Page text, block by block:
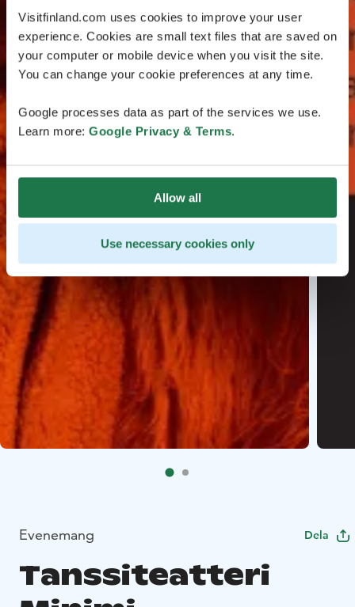
Visitfinland.com uses cookies to improve your user
experience. Cookies are small text files that are saved on
your computer or mobile device when you visit the site.
You can change your cookie preferences at any time.
Google processes data as part of the services we use.
Learn more: Google Privacy & Terms.
Allow all
Use necessary cookies only
Evenemang Dela
Tanssiteatteri